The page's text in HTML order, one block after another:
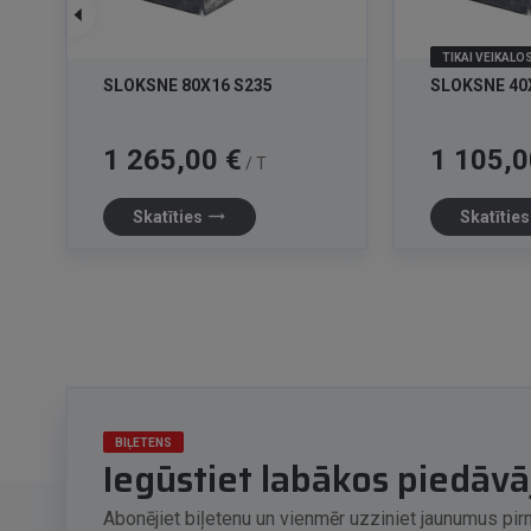
SLOKSNE 80X16 S235
Cena
1 265,00 € / T
Skatīties trending_flat
TIKAI VEIKALOS
SLOKSNE
Cena
1
Skatīties
BIĻETENS
Iegūstiet labākos
Abonējiet biļetenu un vienmēr uzziniet jaunumus